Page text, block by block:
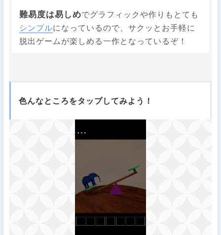
難易度は易しめでグラフィックや作りもとても
シンプルになっているので、サクッとお手軽に
脱出ゲームが楽しめる一作となっているぞ！
色んなところをタップしてみよう！